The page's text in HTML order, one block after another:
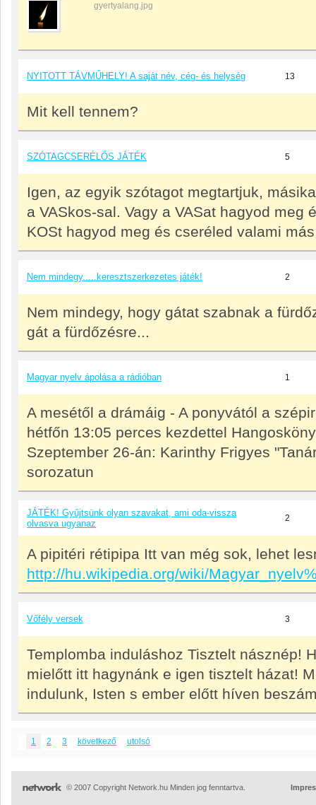
gyertyalang.jpg
NYITOTT TÁVMŰHELY! A saját név, cég- és helység 13
Mit kell tennem?
SZÓTAGCSERÉLŐS JÁTÉK 5
Igen, az egyik szótagot megtartjuk,
a VASkos-sal. Vagy a VASat hagyod meg
KOSt hagyod meg és cseréled valami
Nem mindegy.....keresztszerkezetes játék! 2
Nem mindegy, hogy gátat szabnak a
gát a fürdőzésre...
Magyar nyelv ápolása a rádióban 1
A mesétől a drámáig - A ponyvától a
hétfőn 13:05 perces kezdettel
Szeptember 26-án: Karinthy Frigyes
sorozatun
JÁTÉK! Gyűjtsünk olyan szavakat, ami oda-vissza
olvasva ugyanaz
2
A pipitéri rétipipa Itt van még sok, lehet
http://hu.wikipedia.org/wiki/
Vőfély versek 3
Templomba induláshoz Tisztelt násznép!
mielőtt itt hagynánk e igen tisztelt házat!
indulunk, Isten s ember előtt híven
1 2 3 következő utolsó
© 2007 Copyright Network.hu Minden jog fenntartva.